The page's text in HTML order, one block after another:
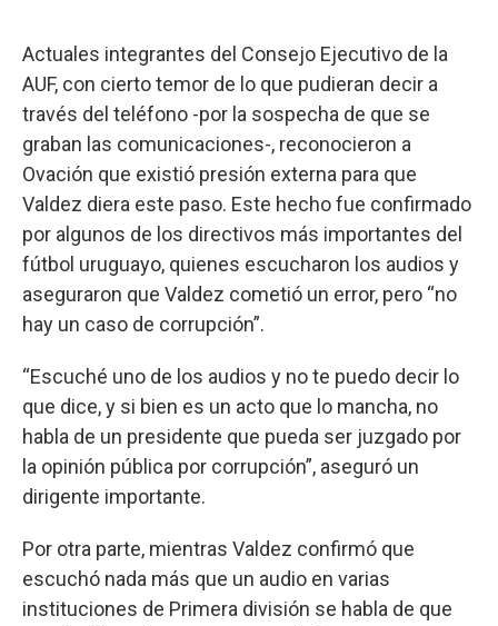
Actuales integrantes del Consejo Ejecutivo de la
AUF, con cierto temor de lo que pudieran decir a
través del teléfono -por la sospecha de que se
graban las comunicaciones-, reconocieron a
Ovación que existió presión externa para que
Valdez diera este paso. Este hecho fue confirmado
por algunos de los directivos más importantes del
fútbol uruguayo, quienes escucharon los audios y
aseguraron que Valdez cometió un error, pero “no
hay un caso de corrupción”.
“Escuché uno de los audios y no te puedo decir lo
que dice, y si bien es un acto que lo mancha, no
habla de un presidente que pueda ser juzgado por
la opinión pública por corrupción”, aseguró un
dirigente importante.
Por otra parte, mientras Valdez confirmó que
escuchó nada más que un audio en varias
instituciones de Primera división se habla de que